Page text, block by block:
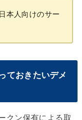
本人向けのサー
ておきたいデメ
クン保有による取